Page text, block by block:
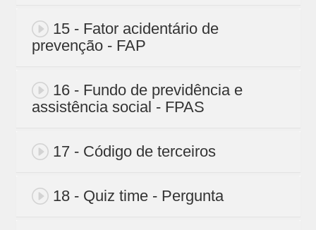
15 - Fator acidentário de
prevenção - FAP
16 - Fundo de previdência e
assistência social - FPAS
17 - Código de terceiros
18 - Quiz time - Pergunta